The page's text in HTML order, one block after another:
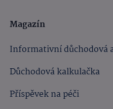
Magazín
Informativní důchodová
Důchodová kalkulačka
Příspěvek na péči